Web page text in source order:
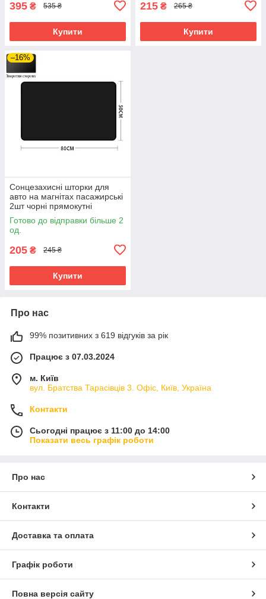
395 ₴ 535 ₴
Купити
215 ₴ 265 ₴
Купити
–16%
Сонцезахисні шторки для
авто на магнітах пасажирські
2шт чорні прямокутні
Готово до відправки більше 2
од.
205 ₴ 245 ₴
Купити
Про нас
99% позитивних з 619 відгуків за рік
Працює з 07.03.2024
м. Київ
вул. Братства Тарасівців 3. Офіс, Київ, Україна
Контакти
Сьогодні працює з 11:00 до 14:00
Показати весь графік роботи
Про нас
Контакти
Доставка та оплата
Графік роботи
Повна версія сайту